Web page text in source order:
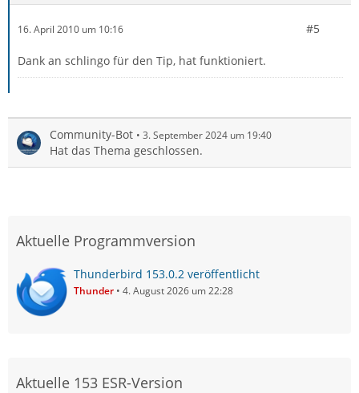
16. April 2010 um 10:16 #5
Dank an schlingo für den Tip, hat funktioniert.
Community-Bot 3. September 2024 um 19:40
Hat das Thema geschlossen.
Aktuelle Programmversion
Thunderbird 153.0.2 veröffentlicht
Thunder 4. August 2026 um 22:28
Aktuelle 153 ESR-Version